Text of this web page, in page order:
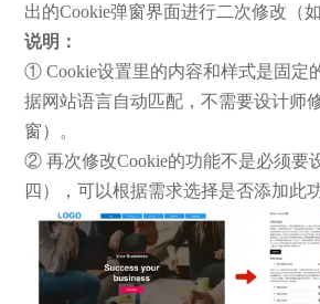
出的Cookie弹窗界面进行二次修改（如
说明：
① Cookie设置里的内容和样式是固定
据网站语言自动匹配，不需要设计师
窗）。
② 再次修改Cookie的功能不是必须要
四），可以根据需求选择是否添加此功